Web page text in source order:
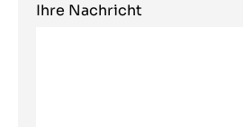
Ihre Nachricht